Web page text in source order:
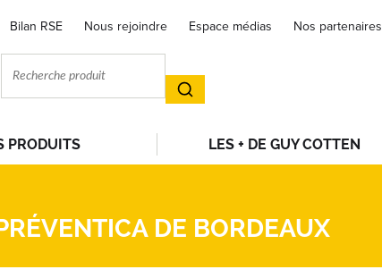
Bilan RSE Nous rejoindre Espace médias Nos partenaires
PRODUITS LES + DE GUY COTTEN
DE BORDEAUX